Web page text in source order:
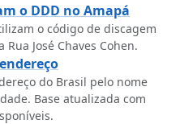
o DDD no Amapá
o código de discagem
José Chaves Cohen.
do Brasil pelo nome
Base atualizada com